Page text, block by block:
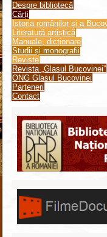
Despre bibliotecă
Cărți
Istoria românilor și a
Literatură artistică
Manuale, dicționare
Studii și monografii
Reviste
Revista „Glasul Bucovinei”
ONG Glasul Bucovinei
Parteneri
Contact